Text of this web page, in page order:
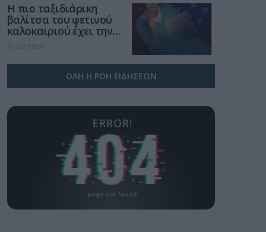
Η πιο ταξιδιάρικη
βαλίτσα του φετινού
καλοκαιριού έχει την
υπογραφή της Xiaomi
31.07.2026
ΟΛΗ Η ΡΟΗ ΕΙΔΗΣΕΩΝ